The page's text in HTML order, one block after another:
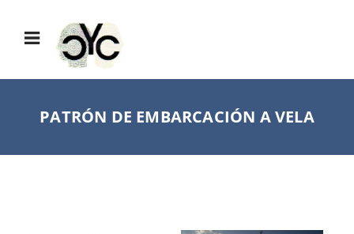
PATRÓN DE EMBARCACIÓN A VELA